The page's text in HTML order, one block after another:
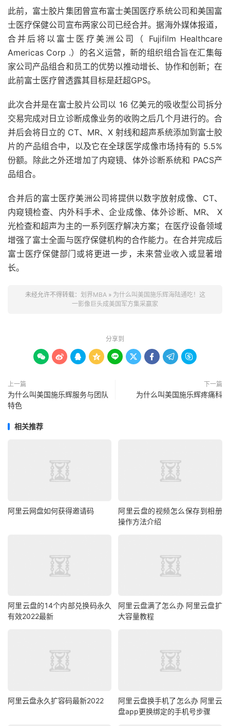
此前，富士胶片集团曾宣布富士美国医疗系统公司和美国富
士医疗保健公司宣布两家公司已经合并。据海外媒体报道，
合并后将以富士医疗美洲公司（ Fujifilm Healthcare
Americas Corp .）的名义运营，新的组织组合旨在汇集每
家公司产品组合和员工的优势以推动增长、协作和创新；在
此前富士医疗曾透露其目标是赶超GPS。
此次合并是在富士胶片公司以 16 亿美元的吸收型公司拆分
交易完成对日立诊断成像业务的收购之后几个月进行的。合
并后会将日立的 CT、MR、X 射线和超声系统添加到富士胶
片的产品组合中，以及它在全球医学成像市场持有的 5.5%
份额。除此之外还增加了内窥镜、体外诊断系统和 PACS产
品组合。
合并后的富士医疗美洲公司将提供以数字放射成像、CT、
内窥镜检查、内外科手术、企业成像、体外诊断、MR、 X
光检查和超声为主的一系列医疗解决方案；在医疗设备领域
增强了富士全面与医疗保健机构的合作能力。在合并完成后
富士医疗保健部门或将更进一步，未来营业收入或显著增
长。
未经允许不得转载： 划界MBA» 为什么叫美国施乐辉海陆通吃！这
一影像巨头成美国军方集采赢家
分享到
        
上一篇
为什么叫美国施乐辉服务与团队
特色
下一篇
为什么叫美国施乐辉疼痛科
相关推荐
阿里云网盘如何获得邀请码
阿里云盘的视频怎么保存到相册
操作方法介绍
阿里云盘的14个内部兑换码永久
有效2022最新
阿里云盘满了怎么办 阿里云盘扩
大容量教程
阿里云盘永久扩容码最新2022
阿里云盘换手机了怎么办 阿里云
盘app更换绑定的手机号步骤